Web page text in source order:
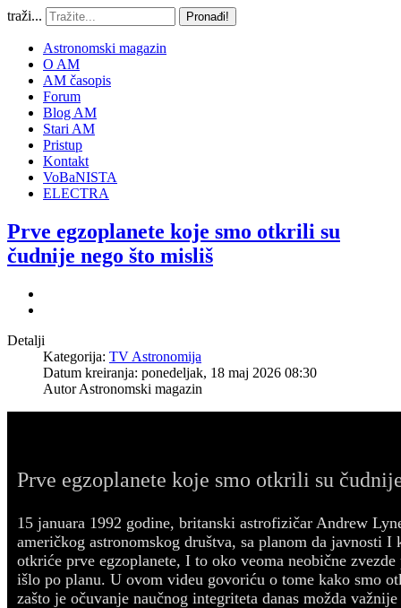
traži... Pronađi!
Astronomski magazin
O AM
AM časopis
Forum
Blog AM
Stari AM
Pristup
Kontakt
VoBaNISTA
ELECTRA
Prve egzoplanete koje smo otkrili su
čudnije nego što misliš
Detalji
Kategorija: TV Astronomija
Datum kreiranja: ponedeljak, 18 maj 2026 08:30
AutorAstronomski magazin
Prve egzoplanete koje smo otkrili su
15 januara 1992 godine, britanski astrofizičar Andrew
američkog astronomskog društva, sa planom da javnosti I
otkriće prve egzoplanete, I to oko veoma neobične
išlo po planu. U ovom videu govoriću o tome kako smo
zašto je očuvanje naučnog integriteta danas možda